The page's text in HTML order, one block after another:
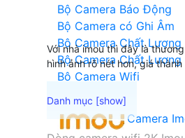
Bộ Camera Báo Động
Bộ Camera có Ghi Âm
Bộ Camera Chất Lượng
Bộ Camera Chất Lượng
Bộ Camera Wifi
Camera
Với nhà imou thì đây là
hình ảnh rõ nét hơn, giá